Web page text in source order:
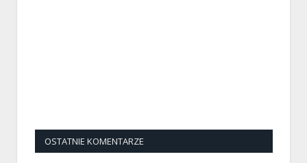
OSTATNIE KOMENTARZE